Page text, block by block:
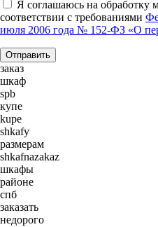
Я соглашаюсь на обработку
соответствии с требованиями
июля 2006 года № 152-ФЗ «О
заказ
шкаф
spb
купе
kupe
shkafy
размерам
shkafnazakaz
шкафы
районе
спб
заказать
недорого